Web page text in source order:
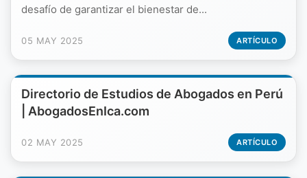
desafío de garantizar el bienestar de...
05 MAY 2025 ARTÍCULO
Directorio de Estudios de Abogados en Perú
| AbogadosEnIca.com
02 MAY 2025 ARTÍCULO